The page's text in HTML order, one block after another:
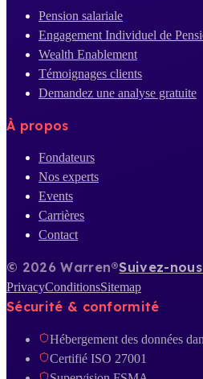
Pension salariale
Engagement Individuel de
Wealth Enablement
Témoignages clients
Demandez une analyse gratuite
À propos
Fondateurs
Nos experts
Events
Carrières
Contact
© 2026 Warren®Suivez-
PrivacyConditionsSitemap
Sécurité & conformité
Hébergement des données
Certifié ISO 27001